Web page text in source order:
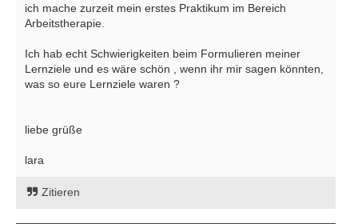
ich mache zurzeit mein erstes Praktikum im Bereich
Arbeitstherapie.
Ich hab echt Schwierigkeiten beim Formulieren meiner
Lernziele und es wäre schön , wenn ihr mir sagen könnten,
was so eure Lernziele waren ?
liebe grüße
lara
Zitieren